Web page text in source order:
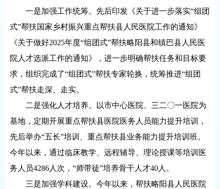
一是加强工作统筹。先后印发《关于进一步落实“组团
式”帮扶国家乡村振兴重点帮扶县人民医院工作的通知》
《关于做好2025年度“组团式”帮扶略阳县和镇巴县人民医
院人才选派工作的通知》，进一步明确帮扶任务和目标要
求，组织完成了“组团式”帮扶专家轮换，统筹推进“组团
式”帮扶走深、走实。
二是强化人才培养。以市中心医院、三二〇一医院为
基地，定期开展重点帮扶县医院医务人员能力提升培训，
先后举办“五长”培训、重点帮扶县业务能力提升培训班。
今年以来，通过临床教学、远程辅导、理论授课等培训医
务人员4286人次，“师带徒”培养骨干人才40人。
三是加强学科建设。今年以来，帮扶略阳县人民医院